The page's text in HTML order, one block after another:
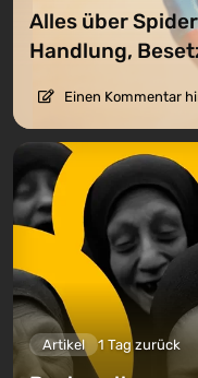
Alles über
Handlung,
Einen Kommentar
Artikel 1 Tag zurück